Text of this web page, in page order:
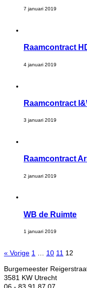
7 januari 2019
Raamcontract
4 januari 2019
Raamcontract
3 januari 2019
Raamcontract
2 januari 2019
WB de Ruimte
1 januari 2019
« Vorige 1 10 11 12
Burgemeester
3581 KW Utrecht